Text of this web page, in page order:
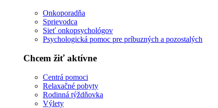
Onkoporadňa
Sprievodca
Sieť onkopsychológov
Psychologická pomoc pre príbuzných a pozostalých
Chcem žiť aktívne
Centrá pomoci
Relaxačné pobyty
Rodinná týždňovka
Výlety